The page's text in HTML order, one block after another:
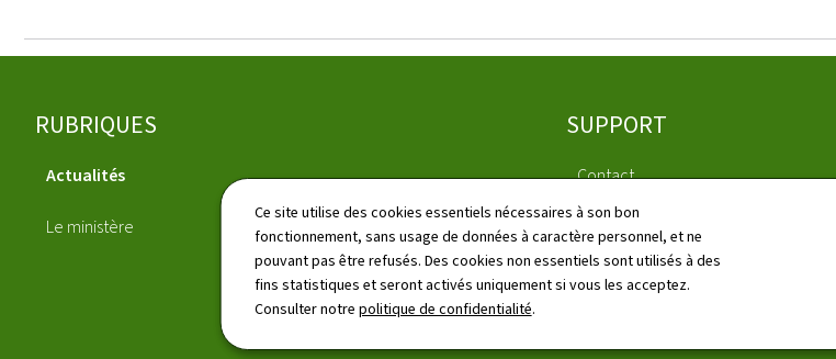
Ce site utilise des cookies essentiels nécessaires à son bon
fonctionnement, sans usage de données à caractère personnel, et ne
pouvant pas être refusés. Des cookies non essentiels sont utilisés à des
fins statistiques et seront activés uniquement si vous les acceptez.
Consulter notre politique de confidentialité.
Pied
de
RUBRIQUES
Actualités
Le ministère
SUPPORT
Contact
Plan du site
À propos du site